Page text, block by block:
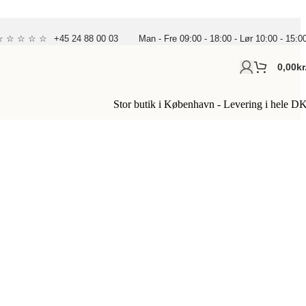
☆ ☆ ☆ ☆ +45 24 88 00 03 Man - Fre 09:00 - 18:00 - Lør 10:00 -
0,00
Stor butik i København - Levering i hele